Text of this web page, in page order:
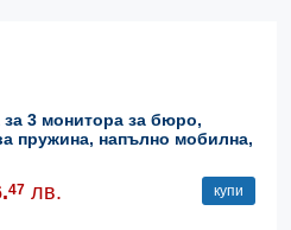
за 3 мониторa за бюро,
пружина, напълно мобилна,
47 лв. купи